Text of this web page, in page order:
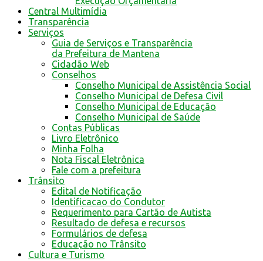
Central Multimídia
Transparência
Serviços
Guia de Serviços e Transparência
da Prefeitura de Mantena
Cidadão Web
Conselhos
Conselho Municipal de Assistência Social
Conselho Municipal de Defesa Civil
Conselho Municipal de Educação
Conselho Municipal de Saúde
Contas Públicas
Livro Eletrônico
Minha Folha
Nota Fiscal Eletrônica
Fale com a prefeitura
Trânsito
Edital de Notificação
Identificacao do Condutor
Requerimento para Cartão de Autista
Resultado de defesa e recursos
Formulários de defesa
Educação no Trânsito
Cultura e Turismo